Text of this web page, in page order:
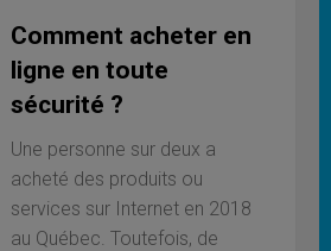
Comment acheter en
ligne en toute
sécurité ?
Une personne sur deux a
acheté des produits ou
services sur Internet en 2018
au Québec. Toutefois, de